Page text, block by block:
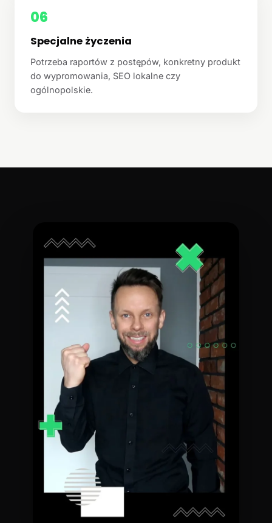
06
Specjalne życzenia
Potrzeba raportów z postępów, konkretny produkt
do wypromowania, SEO lokalne czy
ogólnopolskie.